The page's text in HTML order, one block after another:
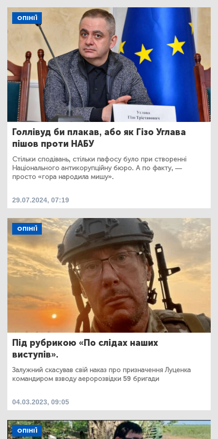
ОПІНІЇ
Голлівуд би плакав, або як Гізо Углава
пішов проти НАБУ
Стільки сподівань, стільки пафосу було при створенні
Національного антикорупційну бюро. А по факту, —
просто «гора народила мишу».
29.07.2024, 07:19
ОПІНІЇ
Під рубрикою «По слідах наших
виступів».
Залужний скасував свій наказ про призначення Луценка
командиром взводу аеророзвідки 59 бригади
04.03.2023, 09:05
ОПІНІЇ